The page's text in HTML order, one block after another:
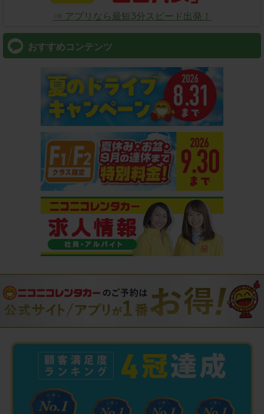
⇒ アプリなら最短3分スピード出発！
おすすめコンテンツ